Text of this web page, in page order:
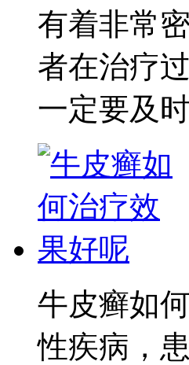
有着非常
者在治疗
一定要及
牛皮癣如
性疾病，